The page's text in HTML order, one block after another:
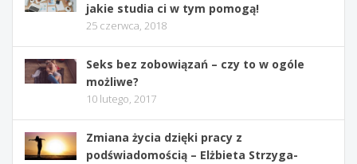
jakie studia ci w tym pomogą!
25 czerwca, 2018
Seks bez zobowiązań – czy to w ogóle
możliwe?
10 lutego, 2017
Zmiana życia dzięki pracy z
podświadomością – Elżbieta Strzyga-